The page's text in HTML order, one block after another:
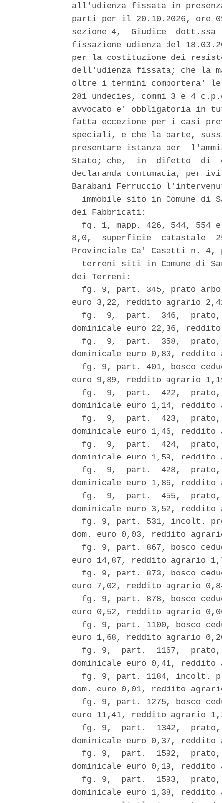
all'udienza fissata in
parti per il 20.10.2026, ore
sezione 4,  Giudice
fissazione udienza del
per la costituzione dei
dell'udienza fissata; che la
oltre i termini comportera'
281 undecies, commi 3 e 4
avvocato e' obbligatoria in
fatta eccezione per i casi
speciali, e che la parte,
presentare istanza per
Stato; che,  in  difetto  di
declaranda contumacia, per
Barabani Ferruccio
immobile sito in Comune di
dei Fabbricati:
fg. 1, mapp. 426, 544, 554
8,0,  superficie  catastale
Provinciale Ca' Casetti n. 4,
terreni siti in Comune di
dei Terreni:
fg. 9, part. 345, prato
euro 3,22, reddito agrario
fg.  9,  part.  346,
dominicale euro 22,36,
fg.  9,  part.  358,
dominicale euro 0,80,
fg. 9, part. 401, bosco
euro 9,89, reddito agrario
fg.  9,  part.  422,
dominicale euro 1,14,
fg.  9,  part.  423,
dominicale euro 1,46,
fg.  9,  part.  424,
dominicale euro 1,59,
fg.  9,  part.  428,
dominicale euro 1,86,
fg.  9,  part.  455,
dominicale euro 3,52,
fg. 9, part. 531, incolt.
dom. euro 0,03, reddito
fg. 9, part. 867, bosco
euro 14,87, reddito agrario
fg. 9, part. 873, bosco
euro 7,02, reddito agrario
fg. 9, part. 878, bosco
euro 0,52, reddito agrario
fg. 9, part. 1100, bosco
euro 1,68, reddito agrario
fg. 9,  part.  1167,
dominicale euro 0,41,
fg. 9, part. 1184, incolt.
dom. euro 0,01, reddito
fg. 9, part. 1275, bosco
euro 11,41, reddito agrario
fg. 9,  part.  1342,
dominicale euro 0,37,
fg. 9,  part.  1592,
dominicale euro 0,19,
fg. 9,  part.  1593,
dominicale euro 1,38,